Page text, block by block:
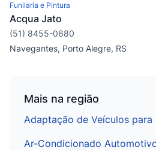
Funilaria e Pintura
Acqua Jato
(51) 8455-0680
Navegantes, Porto Alegre, RS
Mais na região
Adaptação de Veículos
Ar-Condicionado